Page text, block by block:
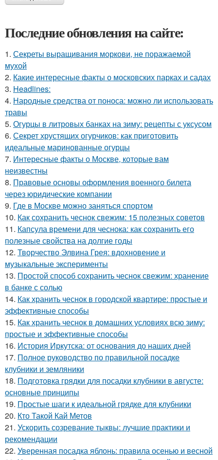
Последние обновления на сайте:
1. Секреты выращивания моркови, не поражаемой
мухой
2. Какие интересные факты о московских парках и садах
3. Headlines:
4. Народные средства от поноса: можно ли использовать
травы
5. Огурцы в литровых банках на зиму: рецепты с уксусом
6. Секрет хрустящих огурчиков: как приготовить
идеальные маринованные огурцы
7. Интересные факты о Москве, которые вам
неизвестны
8. Правовые основы оформления военного билета
через юридические компании
9. Где в Москве можно заняться спортом
10. Как сохранить чеснок свежим: 15 полезных советов
11. Капсула времени для чеснока: как сохранить его
полезные свойства на долгие годы
12. Творчество Элвина Грея: вдохновение и
музыкальные эксперименты
13. Простой способ сохранить чеснок свежим: хранение
в банке с солью
14. Как хранить чеснок в городской квартире: простые и
эффективные способы
15. Как хранить чеснок в домашних условиях всю зиму:
простые и эффективные способы
16. История Иркутска: от основания до наших дней
17. Полное руководство по правильной посадке
клубники и земляники
18. Подготовка грядки для посадки клубники в августе:
основные принципы
19. Простые шаги к идеальной грядке для клубники
20. Кто Такой Кай Метов
21. Ускорить созревание тыквы: лучшие практики и
рекомендации
22. Уверенная посадка яблонь: правила осенью и весной